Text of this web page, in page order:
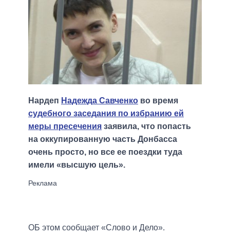
Нардеп Надежда Савченко во время
судебного заседания по избранию ей
меры пресечения заявила, что попасть
на оккупированную часть Донбасса
очень просто, но все ее поездки туда
имели «высшую цель».
ОБ этом сообщает «Слово и Дело».